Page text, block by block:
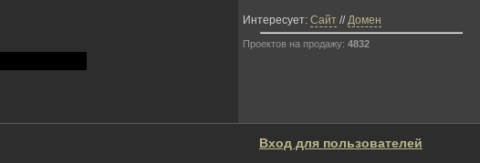
Интересует: Сайт //Домен
Проектов на продажу: 4832
Вход для пользователей